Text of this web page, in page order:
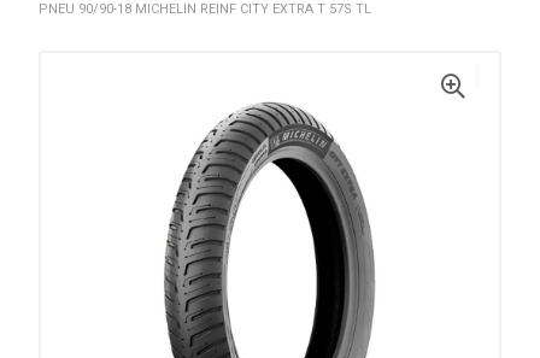
PNEU 90/90-18 MICHELIN REINF CITY EXTRA T 57S TL